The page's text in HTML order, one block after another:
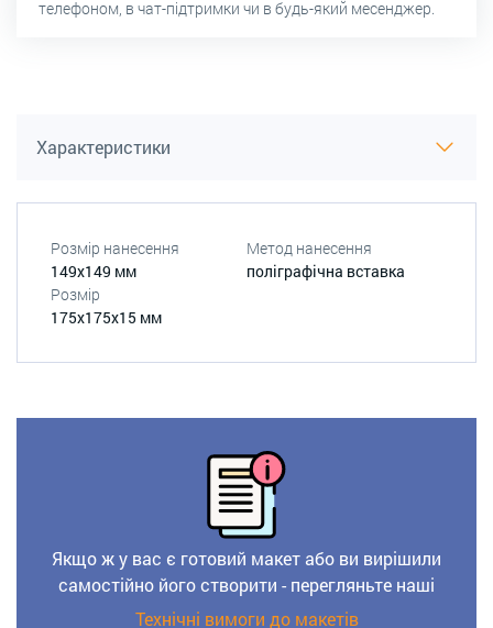
телефоном, в чат-підтримки чи в будь-який месенджер.
Характеристики
Розмір нанесення
149x149 мм
Метод нанесення
поліграфічна вставка
Розмір
175x175x15 мм
Якщо ж у вас є готовий макет або ви вирішили
самостійно його створити - перегляньте наші
Технічні вимоги до макетів